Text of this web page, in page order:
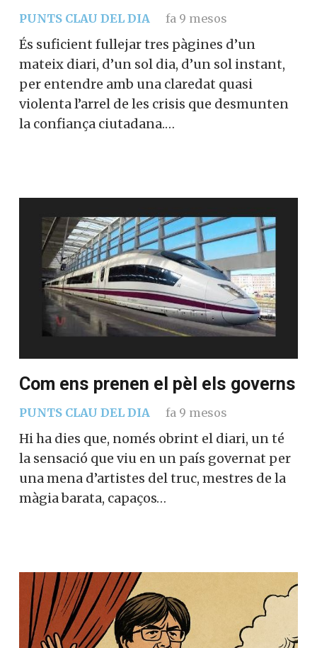
PUNTS CLAU DEL DIA fa 9 mesos
És suficient fullejar tres pàgines d’un
mateix diari, d’un sol dia, d’un sol instant,
per entendre amb una claredat quasi
violenta l’arrel de les crisis que desmunten
la confiança ciutadana.…
Com ens prenen el pèl els governs
PUNTS CLAU DEL DIA fa 9 mesos
Hi ha dies que, només obrint el diari, un té
la sensació que viu en un país governat per
una mena d’artistes del truc, mestres de la
màgia barata, capaços…